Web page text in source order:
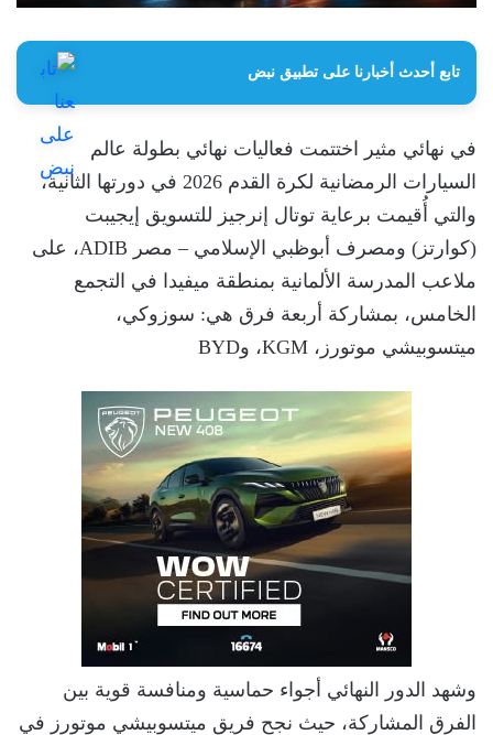
تابع أحدث أخبارنا على تطبيق نبض
في نهائي مثير اختتمت فعاليات نهائي بطولة عالم
السيارات الرمضانية لكرة القدم 2026 في دورتها الثانية،
والتي أُقيمت برعاية توتال إنرجيز للتسويق إيجيبت
(كوارتز) ومصرف أبوظبي الإسلامي – مصر ADIB، على
ملاعب المدرسة الألمانية بمنطقة ميفيدا في التجمع
الخامس، بمشاركة أربعة فرق هي: سوزوكي،
ميتسوبيشي موتورز، KGM، وBYD
وشهد الدور النهائي أجواء حماسية ومنافسة قوية بين
الفرق المشاركة، حيث نجح فريق ميتسوبيشي موتورز في